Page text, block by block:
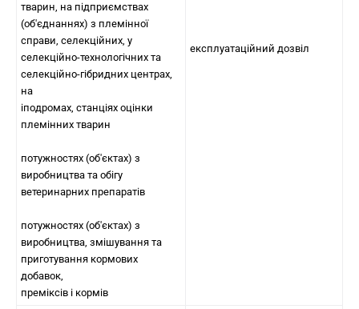
тварин, на підприємствах
(об'єднаннях) з племінної
справи, селекційних, у
селекційно-технологічних та
селекційно-гібридних центрах,
на
іподромах, станціях оцінки
племінних тварин
потужностях (об'єктах) з
виробництва та обігу
ветеринарних препаратів
потужностях (об'єктах) з
виробництва, змішування та
приготування кормових
добавок,
преміксів і кормів
експлуатаційний дозвіл